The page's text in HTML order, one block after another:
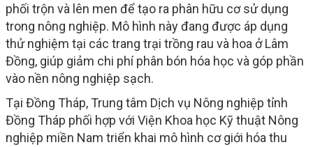
phối trộn và lên men để tạo ra phân hữu cơ sử dụng
trong nông nghiệp. Mô hình này đang được áp dụng
thử nghiệm tại các trang trại trồng rau và hoa ở Lâm
Đồng, giúp giảm chi phí phân bón hóa học và góp phần
vào nền nông nghiệp sạch.
Tại Đồng Tháp, Trung tâm Dịch vụ Nông nghiệp tỉnh
Đồng Tháp phối hợp với Viện Khoa học Kỹ thuật Nông
nghiệp miền Nam triển khai mô hình cơ giới hóa thu